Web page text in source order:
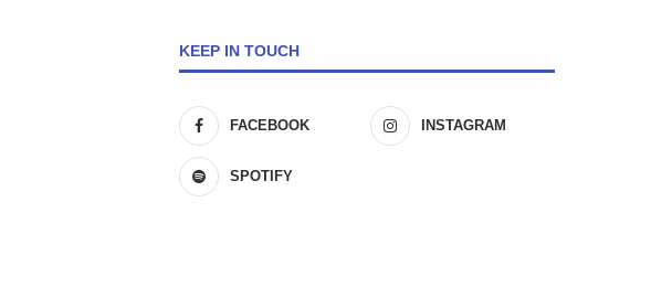
KEEP IN TOUCH
FACEBOOK INSTAGRAM
SPOTIFY